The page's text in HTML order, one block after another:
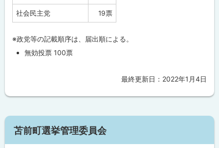
社会民主党 19票
※政党等の記載順序は、届出順による。
無効投票 100票
に
戻
最終更新日： 2022年1月4日
サ
イ
苫前町選挙管理委員会